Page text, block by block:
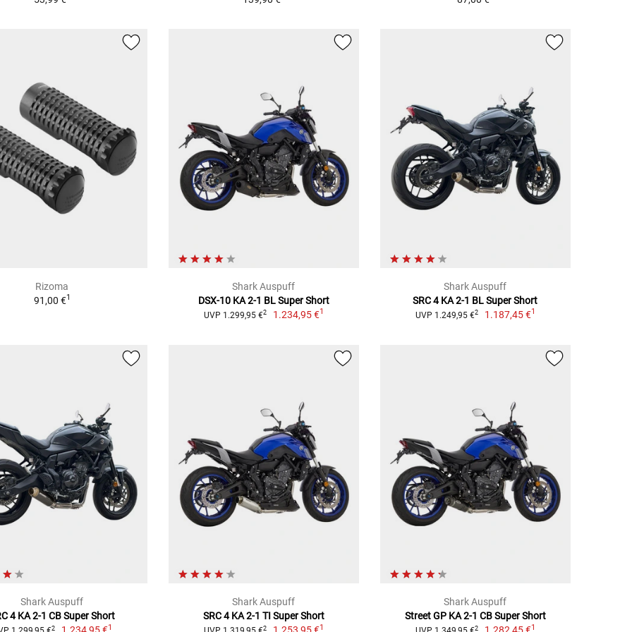
Rizoma
91,00 €1
Shark Auspuff
DSX-10 KA 2-1 BL Super Short
UVP 1.299,95 €2 1.234,95 €1
Shark Auspuff
SRC 4 KA 2-1 BL Super Short
UVP 1.249,95 €2 1.187,45 €1
Shark Auspuff
4 KA 2-1 CB Super Short
2 1
Shark Auspuff
SRC 4 KA 2-1 TI Super Short
2 1
Shark Auspuff
Street GP KA 2-1 CB Super Short
2 1